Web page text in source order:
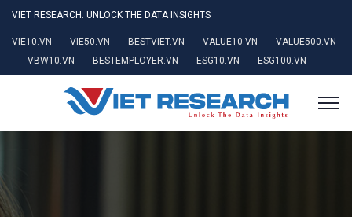
VIET RESEARCH: UNLOCK THE DATA INSIGHTS
VIE10.VN VIE50.VN BESTVIET.VN VALUE10.VN
VALUE500.VN
VBW10.VN
BESTEMPLOYER.VN ESG10.VN ESG100.VN